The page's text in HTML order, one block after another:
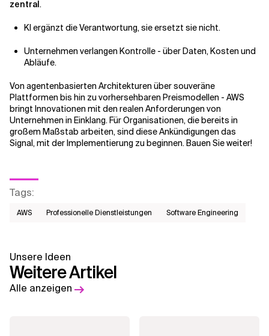
zentral.
KI ergänzt die Verantwortung, sie ersetzt sie nicht.
Unternehmen verlangen Kontrolle - über Daten, Kosten und
Abläufe.
Von agentenbasierten Architekturen über souveräne
Plattformen bis hin zu vorhersehbaren Preismodellen - AWS
bringt Innovationen mit den realen Anforderungen von
Unternehmen in Einklang. Für Organisationen, die bereits in
großem Maßstab arbeiten, sind diese Ankündigungen das
Signal, mit der Implementierung zu beginnen. Bauen Sie weiter!
Tags:
AWS​ Professionelle Dienstleistungen Software Engineering
Unsere Ideen
Weitere Artikel
Alle anzeigen